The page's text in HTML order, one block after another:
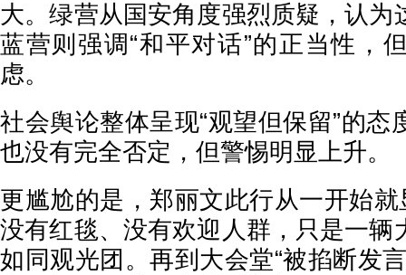
大。绿营从国安角度强烈质疑，认为
蓝营则强调“和平对话”的正当性，
虑。
社会舆论整体呈现“观望但保留”的态
也没有完全否定，但警惕明显上升。
更尴尬的是，郑丽文此行从一开始就
没有红毯、没有欢迎人群，只是一辆
如同观光团。再到大会堂“被掐断发